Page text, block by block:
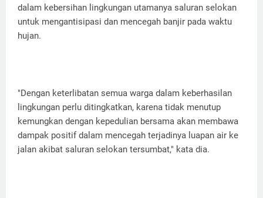
dalam kebersihan lingkungan utamanya saluran selokan
untuk mengantisipasi dan mencegah banjir pada waktu
hujan.
"Dengan keterlibatan semua warga dalam keberhasilan
lingkungan perlu ditingkatkan, karena tidak menutup
kemungkan dengan kepedulian bersama akan membawa
dampak positif dalam mencegah terjadinya luapan air ke
jalan akibat saluran selokan tersumbat," kata dia.